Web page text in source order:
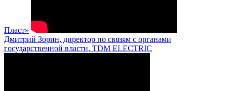
Пласт»
Дмитрий Зорин, директор по связям с органами
государственной власти, TDM ELECTRIC